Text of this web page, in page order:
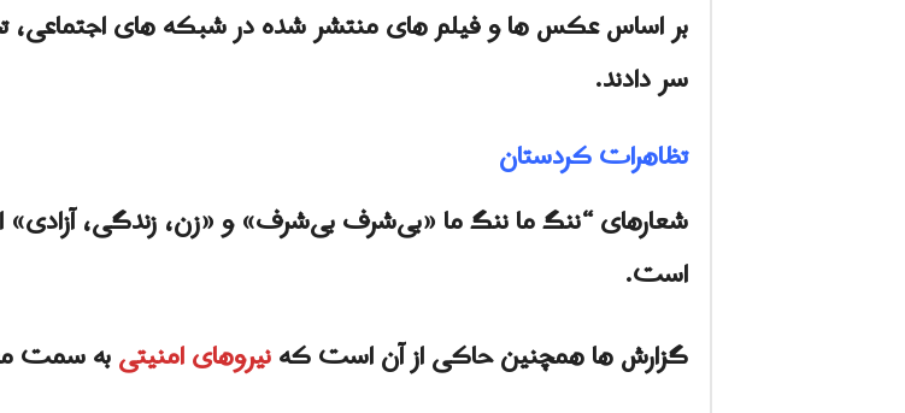
بر اساس عکس ها و فیلم های منتشر شده در شبکه های اجتماعی،
سر دادند.
تظاهرات کردستان
شعارهای “ننگ ما ننگ ما «بی‌شرف بی‌شرف» و «زن، زندگی، آزادی»
است.
گزارش ها همچنین حاکی از آن است کهنیروهای امنیتىبه سمت